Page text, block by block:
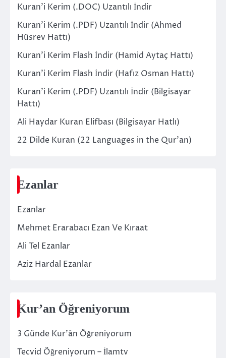
Kuran’i Kerim (.DOC) Uzantılı İndir
Kuran’i Kerim (.PDF) Uzantılı İndir (Ahmed
Hüsrev Hattı)
Kuran’i Kerim Flash İndir (Hamid Aytaç Hattı)
Kuran’i Kerim Flash İndir (Hafız Osman Hattı)
Kuran’i Kerim (.PDF) Uzantılı İndir (Bilgisayar
Hattı)
Ali Haydar Kuran Elifbası (Bilgisayar Hatlı)
22 Dilde Kuran (22 Languages in the Qur’an)
Ezanlar
Ezanlar
Mehmet Erarabacı Ezan Ve Kıraat
Ali Tel Ezanlar
Aziz Hardal Ezanlar
Kur’an Öğreniyorum
3 Günde Kur’ân Öğreniyorum
Tecvid Öğreniyorum – İlamtv